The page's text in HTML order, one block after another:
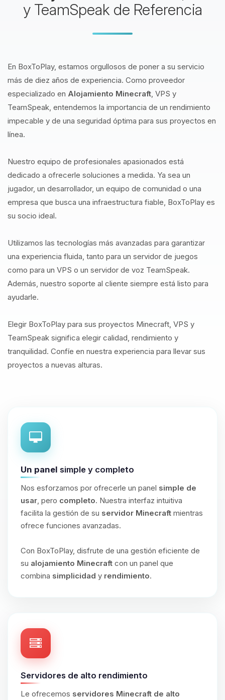
y TeamSpeak de Referencia
En BoxToPlay, estamos orgullosos de poner a su servicio
más de diez años de experiencia. Como proveedor
especializado en Alojamiento Minecraft, VPS y
TeamSpeak, entendemos la importancia de un rendimiento
impecable y de una seguridad óptima para sus proyectos en
línea.
Nuestro equipo de profesionales apasionados está
dedicado a ofrecerle soluciones a medida. Ya sea un
jugador, un desarrollador, un equipo de comunidad o una
empresa que busca una infraestructura fiable, BoxToPlay es
su socio ideal.
Utilizamos las tecnologías más avanzadas para garantizar
una experiencia fluida, tanto para un servidor de juegos
como para un VPS o un servidor de voz TeamSpeak.
Además, nuestro soporte al cliente siempre está listo para
ayudarle.
Elegir BoxToPlay para sus proyectos Minecraft, VPS y
TeamSpeak significa elegir calidad, rendimiento y
tranquilidad. Confíe en nuestra experiencia para llevar sus
proyectos a nuevas alturas.
Un panel simple y completo
Nos esforzamos por ofrecerle un panel simple de
usar, pero completo. Nuestra interfaz intuitiva
facilita la gestión de su servidor Minecraft mientras
ofrece funciones avanzadas.
Con BoxToPlay, disfrute de una gestión eficiente de
su alojamiento Minecraft con un panel que
combina simplicidad y rendimiento.
Servidores de alto rendimiento
Le ofrecemos servidores Minecraft de alto